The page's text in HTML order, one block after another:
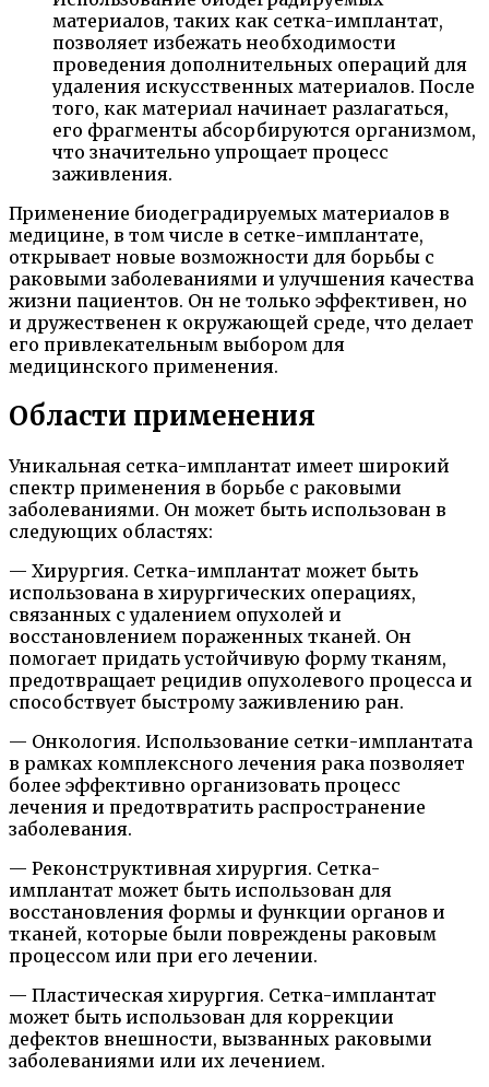
материалов, таких как сетка-имплантат,
позволяет избежать необходимости
проведения дополнительных операций для
удаления искусственных материалов. После
того, как материал начинает разлагаться,
его фрагменты абсорбируются организмом,
что значительно упрощает процесс
заживления.
Применение биодеградируемых материалов в
медицине, в том числе в сетке-имплантате,
открывает новые возможности для борьбы с
раковыми заболеваниями и улучшения качества
жизни пациентов. Он не только эффективен, но
и дружественен к окружающей среде, что делает
его привлекательным выбором для
медицинского применения.
Области применения
Уникальная сетка-имплантат имеет широкий
спектр применения в борьбе с раковыми
заболеваниями. Он может быть использован в
следующих областях:
— Хирургия. Сетка-имплантат может быть
использована в хирургических операциях,
связанных с удалением опухолей и
восстановлением пораженных тканей. Он
помогает придать устойчивую форму тканям,
предотвращает рецидив опухолевого процесса и
способствует быстрому заживлению ран.
— Онкология. Использование сетки-имплантата
в рамках комплексного лечения рака позволяет
более эффективно организовать процесс
лечения и предотвратить распространение
заболевания.
— Реконструктивная хирургия. Сетка-
имплантат может быть использован для
восстановления формы и функции органов и
тканей, которые были повреждены раковым
процессом или при его лечении.
— Пластическая хирургия. Сетка-имплантат
может быть использован для коррекции
дефектов внешности, вызванных раковыми
заболеваниями или их лечением.